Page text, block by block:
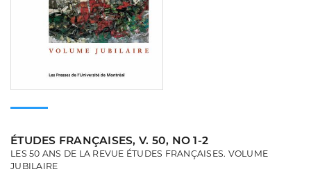
ÉTUDES FRANÇAISES, V. 50, NO 1-2
LES 50 ANS DE LA REVUE ÉTUDES FRANÇAISES. VOLUME
JUBILAIRE